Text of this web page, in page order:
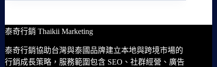
泰奇行銷 Thaikii Marketing
泰奇行銷協助台灣與泰國品牌建立本地與跨境市場的
行銷成長策略，服務範圍包含 SEO、社群經營、廣告